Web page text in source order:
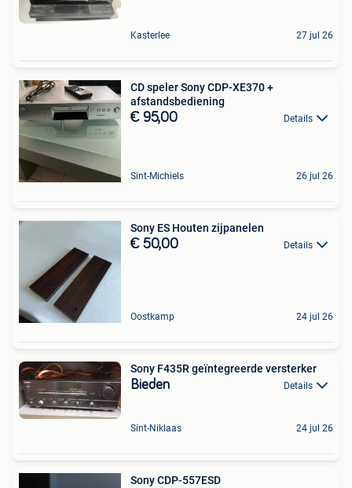
Kasterlee 27 jul 26
CD speler Sony CDP-XE370 +
afstandsbediening
€ 95,00 Details
Sint-Michiels 26 jul 26
Sony ES Houten zijpanelen
€ 50,00 Details
Oostkamp 24 jul 26
Sony F435R geïntegreerde versterker
Bieden Details
Sint-Niklaas 24 jul 26
Sony CDP-557ESD